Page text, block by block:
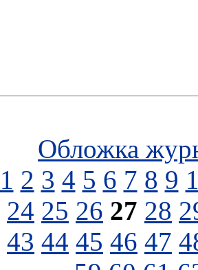
Обложка
1 2 3 4 5 6 7 8 9
24 25 26 27 28
43 44 45 46 47